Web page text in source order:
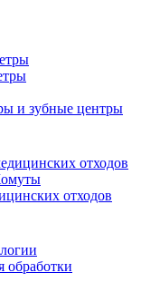
и зубные центры
отходов
отходов
обработки